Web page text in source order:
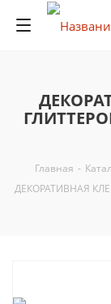
Главная -
ДЕКОРАТИВНАЯ